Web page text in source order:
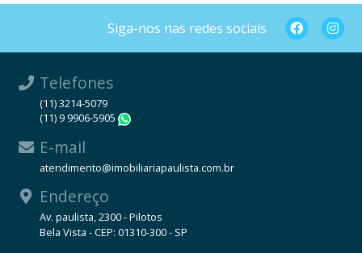
Siga-nos nas redes sociais
Telefones
(11) 3214-5079
(11) 9 9906-5905
E-mail
atendimento@imobiliariapaulista.com.br
Endereço
Av. paulista, 2300 - Pilotos
Bela Vista - CEP: 01310-300 - SP